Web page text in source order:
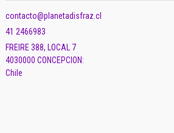
contacto@planetadisfraz.cl
41 2466983
FREIRE 388, LOCAL 7
4030000 CONCEPCION:
Chile